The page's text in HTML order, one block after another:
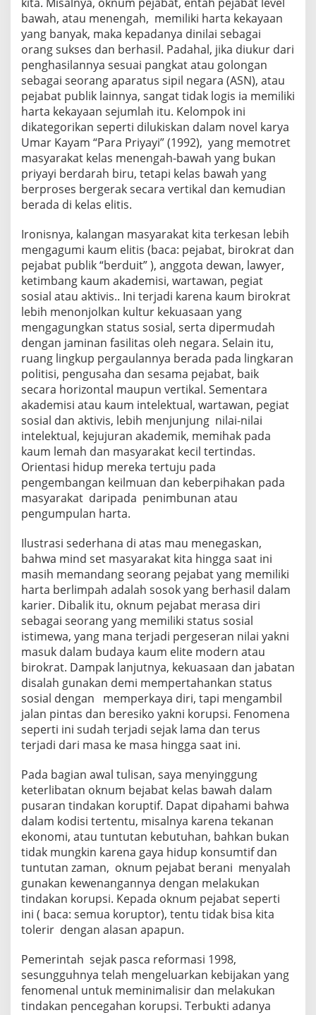
bawah, atau menengah, memiliki harta kekayaan
yang banyak, maka kepadanya dinilai sebagai
orang sukses dan berhasil. Padahal, jika diukur dari
penghasilannya sesuai pangkat atau golongan
sebagai seorang aparatus sipil negara (ASN), atau
pejabat publik lainnya, sangat tidak logis ia memiliki
harta kekayaan sejumlah itu. Kelompok ini
dikategorikan seperti dilukiskan dalam novel karya
Umar Kayam “Para Priyayi” (1992), yang memotret
masyarakat kelas menengah-bawah yang bukan
priyayi berdarah biru, tetapi kelas bawah yang
berproses bergerak secara vertikal dan kemudian
berada di kelas elitis.
Ironisnya, kalangan masyarakat kita terkesan lebih
mengagumi kaum elitis (baca: pejabat, birokrat dan
pejabat publik “berduit” ), anggota dewan, lawyer,
ketimbang kaum akademisi, wartawan, pegiat
sosial atau aktivis.. Ini terjadi karena kaum birokrat
lebih menonjolkan kultur kekuasaan yang
mengagungkan status sosial, serta dipermudah
dengan jaminan fasilitas oleh negara. Selain itu,
ruang lingkup pergaulannya berada pada lingkaran
politisi, pengusaha dan sesama pejabat, baik
secara horizontal maupun vertikal. Sementara
akademisi atau kaum intelektual, wartawan, pegiat
sosial dan aktivis, lebih menjunjung nilai-nilai
intelektual, kejujuran akademik, memihak pada
kaum lemah dan masyarakat kecil tertindas.
Orientasi hidup mereka tertuju pada
pengembangan keilmuan dan keberpihakan pada
masyarakat daripada penimbunan atau
pengumpulan harta.
Ilustrasi sederhana di atas mau menegaskan,
bahwa mind set masyarakat kita hingga saat ini
masih memandang seorang pejabat yang memiliki
harta berlimpah adalah sosok yang berhasil dalam
karier. Dibalik itu, oknum pejabat merasa diri
sebagai seorang yang memiliki status sosial
istimewa, yang mana terjadi pergeseran nilai yakni
masuk dalam budaya kaum elite modern atau
birokrat. Dampak lanjutnya, kekuasaan dan jabatan
disalah gunakan demi mempertahankan status
sosial dengan memperkaya diri, tapi mengambil
jalan pintas dan beresiko yakni korupsi. Fenomena
seperti ini sudah terjadi sejak lama dan terus
terjadi dari masa ke masa hingga saat ini.
Pada bagian awal tulisan, saya menyinggung
keterlibatan oknum bejabat kelas bawah dalam
pusaran tindakan koruptif. Dapat dipahami bahwa
dalam kodisi tertentu, misalnya karena tekanan
ekonomi, atau tuntutan kebutuhan, bahkan bukan
tidak mungkin karena gaya hidup konsumtif dan
tuntutan zaman, oknum pejabat berani menyalah
gunakan kewenangannya dengan melakukan
tindakan korupsi. Kepada oknum pejabat seperti
ini ( baca: semua koruptor), tentu tidak bisa kita
tolerir dengan alasan apapun.
Pemerintah sejak pasca reformasi 1998,
sesungguhnya telah mengeluarkan kebijakan yang
fenomenal untuk meminimalisir dan melakukan
tindakan pencegahan korupsi. Terbukti adanya